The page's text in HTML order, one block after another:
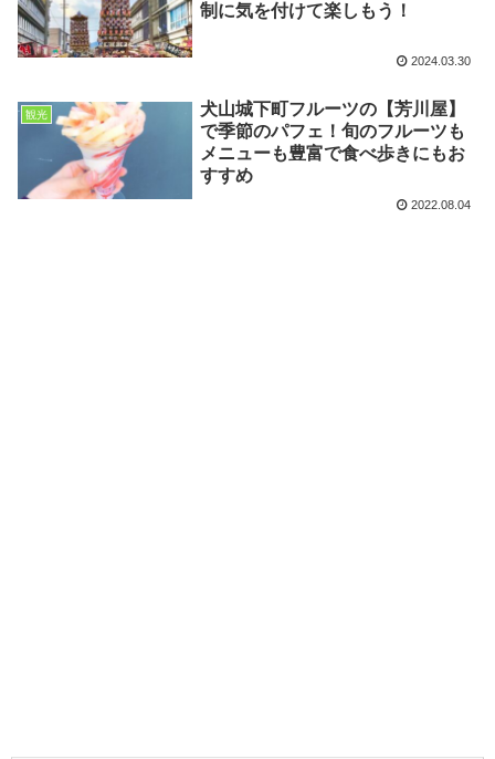
制に気を付けて楽しもう！
2024.03.30
観光
犬山城下町フルーツの【芳川屋】
で季節のパフェ！旬のフルーツも
メニューも豊富で食べ歩きにもお
すすめ
2022.08.04